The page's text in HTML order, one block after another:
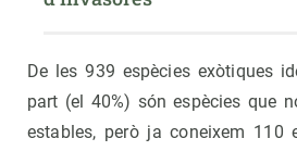
De les 939 espècies exòtiques
part (el 40%) són espècies que
estables, però ja coneixem 110